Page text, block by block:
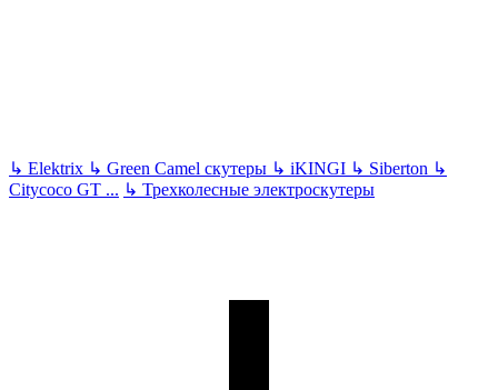
↳ Elektrix ↳ Green Camel скутеры ↳ iKINGI ↳ Siberton ↳
Citycoco GT ... ↳ Трехколесные электроскутеры